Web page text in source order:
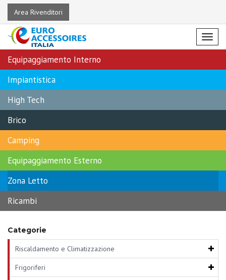
Area Rivenditori
Menu
Equipaggiamento Interno
Impiantistica
High Tech
Brico
Camping
Equipaggiamento Esterno
Zona Letto
Ricambi
Categorie
Riscaldamento e Climatizzazione
Frigoriferi